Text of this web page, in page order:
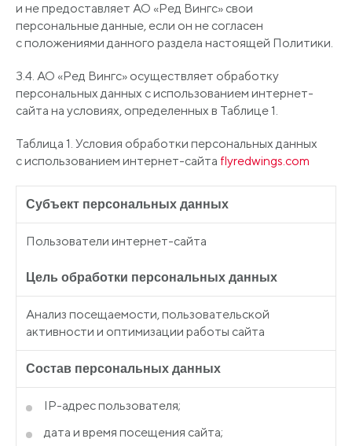
и не предоставляет АО «Ред Вингс» свои
персональные данные, если он не согласен
с положениями данного раздела настоящей Политики.
3.4. АО «Ред Вингс» осуществляет обработку
персональных данных с использованием интернет-
сайта на условиях, определенных в Таблице 1.
Таблица 1. Условия обработки персональных данных
с использованием интернет-сайта flyredwings.com
Субъект персональных данных
Пользователи интернет-сайта
Цель обработки персональных данных
Анализ посещаемости, пользовательской
активности и оптимизации работы сайта
Состав персональных данных
IP-адрес пользователя;
дата и время посещения сайта;